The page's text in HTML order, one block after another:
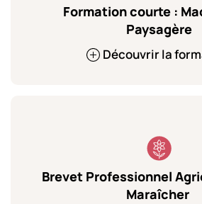
Formation courte :
Paysagère
Découvrir la
Brevet Professionnel
Maraîcher